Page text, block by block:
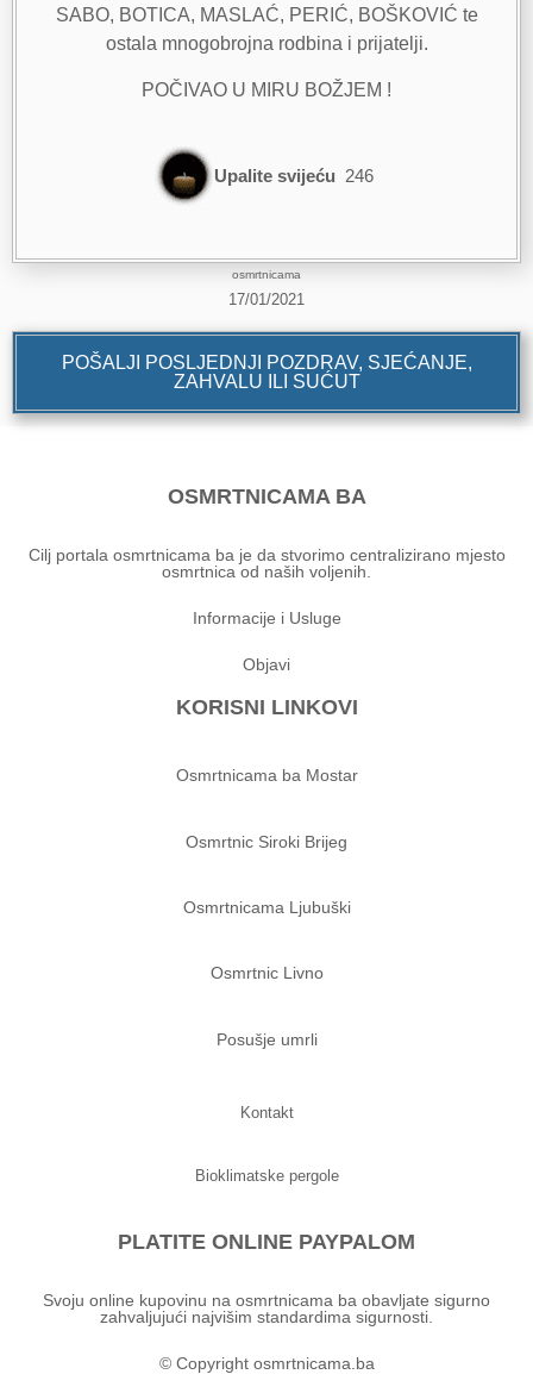
SABO, BOTICA, MASLAĆ, PERIĆ, BOŠKOVIĆ te
ostala mnogobrojna rodbina i prijatelji.
POČIVAO U MIRU BOŽJEM !
Upalite svijeću 246
osmrtnicama
17/01/2021
POŠALJI POSLJEDNJI POZDRAV, SJEĆANJE,
ZAHVALU ILI SUĆUT
OSMRTNICAMA BA
Cilj portala osmrtnicama ba je da stvorimo centralizirano mjesto
osmrtnica od naših voljenih.
Informacije i Usluge
Objavi
KORISNI LINKOVI
Osmrtnicama ba Mostar
Osmrtnic Siroki Brijeg
Osmrtnicama Ljubuški
Osmrtnic Livno
Posušje umrli
Kontakt
Bioklimatske pergole
PLATITE ONLINE PAYPALOM
Svoju online kupovinu na osmrtnicama ba obavljate sigurno
zahvaljujući najvišim standardima sigurnosti.
© Copyright osmrtnicama.ba